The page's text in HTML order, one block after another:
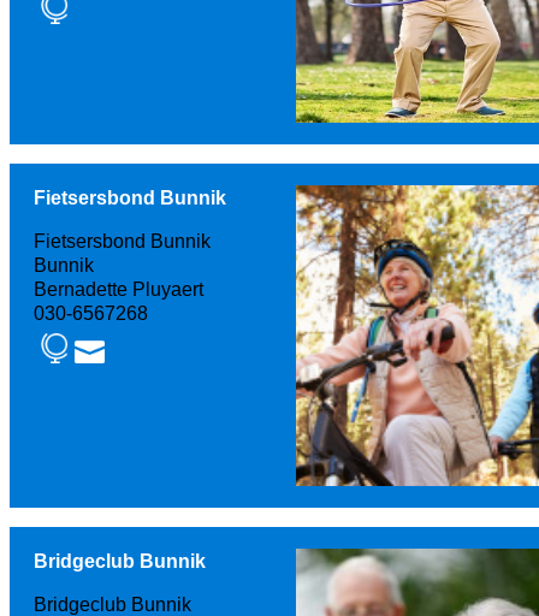
Fietsersbond Bunnik
Fietsersbond Bunnik
Bunnik
Bernadette Pluyaert
030-6567268
Bridgeclub Bunnik
Bridgeclub Bunnik